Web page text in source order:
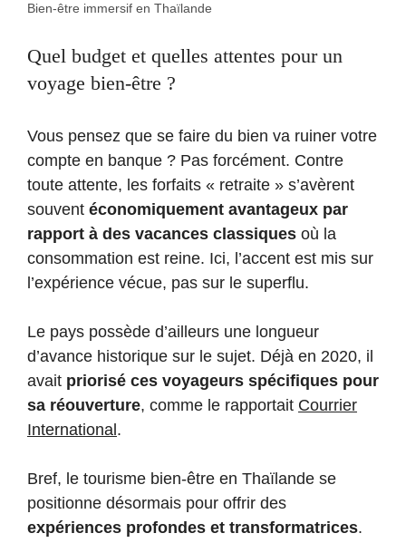
Bien-être immersif en Thaïlande
Quel budget et quelles attentes pour un
voyage bien-être ?
Vous pensez que se faire du bien va ruiner votre
compte en banque ? Pas forcément. Contre
toute attente, les forfaits « retraite » s’avèrent
souvent économiquement avantageux par
rapport à des vacances classiques où la
consommation est reine. Ici, l’accent est mis sur
l’expérience vécue, pas sur le superflu.
Le pays possède d’ailleurs une longueur
d’avance historique sur le sujet. Déjà en 2020, il
avait priorisé ces voyageurs spécifiques pour
sa réouverture, comme le rapportait Courrier
International.
Bref, le tourisme bien-être en Thaïlande se
positionne désormais pour offrir des
expériences profondes et transformatrices.